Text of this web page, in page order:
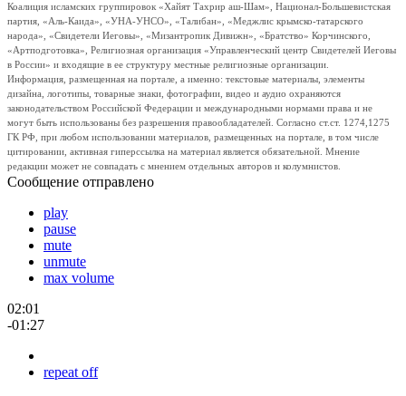
Коалиция исламских группировок «Хайят Тахрир аш-Шам», Национал-Большевистская
партия, «Аль-Каида», «УНА-УНСО», «Талибан», «Меджлис крымско-татарского
народа», «Свидетели Иеговы», «Мизантропик Дивижн», «Братство» Корчинского,
«Артподготовка», Религиозная организация «Управленческий центр Свидетелей Иеговы
в России» и входящие в ее структуру местные религиозные организации.
Информация, размещенная на портале, а именно: текстовые материалы, элементы
дизайна, логотипы, товарные знаки, фотографии, видео и аудио охраняются
законодательством Российской Федерации и международными нормами права и не
могут быть использованы без разрешения правообладателей. Согласно ст.ст. 1274,1275
ГК РФ, при любом использовании материалов, размещенных на портале, в том числе
цитировании, активная гиперссылка на материал является обязательной. Мнение
редакции может не совпадать с мнением отдельных авторов и колумнистов.
Сообщение отправлено
play
pause
mute
unmute
max volume
02:01
-01:27
repeat off